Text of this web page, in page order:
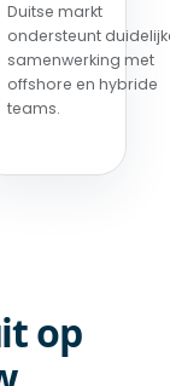
Duitse markt
ondersteunt
samenwerking met
offshore en hybride
teams.
op